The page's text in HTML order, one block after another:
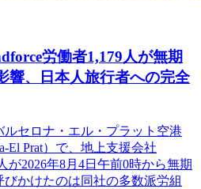
労働者1,179人が無期
響、日本人旅行者への完全
セロナ・エル・プラット空港
El Prat）で、地上支援会社
が2026年8月4日午前0時から無期
かけたのは同社の多数派労組